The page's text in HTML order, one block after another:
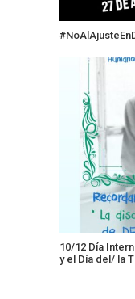
10/12 Día
y el Día del/ la